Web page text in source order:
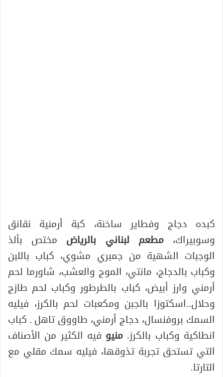
كبده دجاج وفطاير ساخنة، كبة أرمنية نقانق
وسوبيراك،مطعم لبناني بالرياض مختص بألذ
الوجبات الشهية من جمبري مشوي، كباب باللبن
وكباب بالدجاج، مانتي، الموج والعشب، شاورما لحم
أرمني وارز أبيض، كباب بالطرطور وكباب لحم طازج
وحلال..اسكتوزا بالجبن ومكعبات لحم بالكرز، فيليه
السمك بروفنسال، دجاج أرمني، طاووق تاهل ـ كباب
انطاكية وكباب بالكرز. منيو فيه الكثير من الأصناف
التي تستحق تجربة تذوقها، فيليه سمك مقلي مع
التارتا.